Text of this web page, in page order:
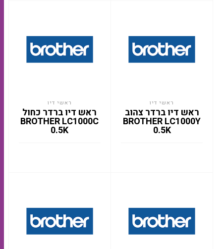
ראשי דיו
ראש דיו ברדר כחול
BROTHER LC1000C
0.5K
ראשי דיו
ראש דיו ברדר צהוב
BROTHER LC1000Y
0.5K